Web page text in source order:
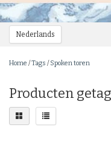
Nederlands
Home /Tags /Spoken toren
Producten